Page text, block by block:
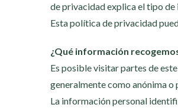
de privacidad explica el tipo de
Esta política de privacidad
¿Qué información
Es posible visitar partes de
generalmente como anónima
La información personal